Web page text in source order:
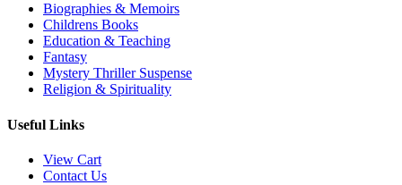
Biographies & Memoirs
Childrens Books
Education & Teaching
Fantasy
Mystery Thriller Suspense
Religion & Spirituality
Useful Links
View Cart
Contact Us